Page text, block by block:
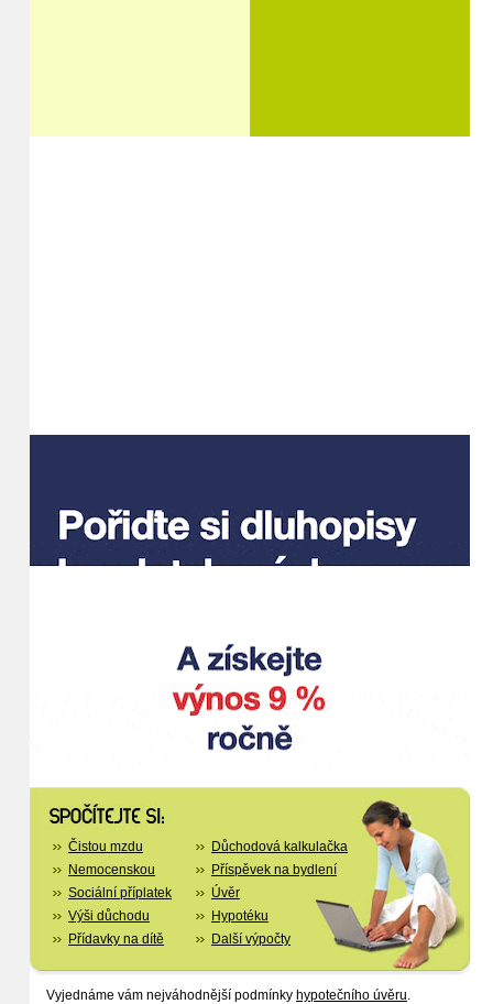
Čistou mzdu
Nemocenskou
Sociální příplatek
Výši důchodu
Přídavky na dítě
Důchodová kalkulačka
Příspěvek na bydlení
Úvěr
Hypotéku
Další výpočty
Vyjednáme vám nejváhodnější podmínky hypotečního úvěru.